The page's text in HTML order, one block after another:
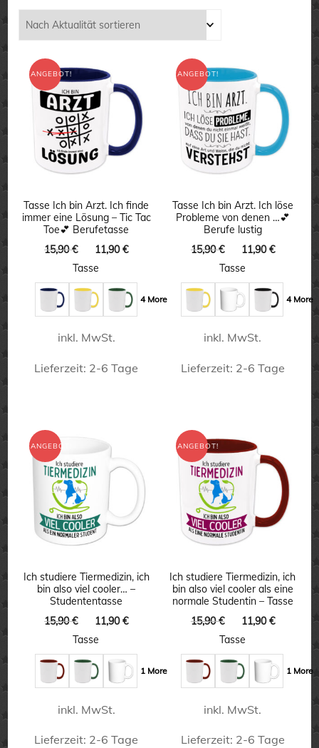
ANGEBOT!
Tasse Ich bin Arzt. Ich finde
immer eine Lösung – Tic Tac
Toe💕 Berufetasse
15,90€
Ursprünglicher
Preis
15,90 €
11,90€
11,90 €.
Tasse
4 More
inkl. MwSt.
Lieferzeit: 2-6 Tage
weist
mehrere
Varianten
auf.
Die
Optionen
können
auf
der
Produktseite
gewählt
werden
ANGEBOT!
Tasse Ich bin Arzt. Ich löse
Probleme von denen …💕
Berufe lustig
15,90€
Ursprünglicher
Preis
15,90 €
11,90€
11,90 €.
Tasse
4 More
inkl. MwSt.
Lieferzeit: 2-6 Tage
weist
mehrere
Varianten
auf.
Die
können
auf
der
Produktseite
gewählt
werden
ANGEBOT!
Ich studiere Tiermedizin, ich
bin also viel cooler… –
Studententasse
15,90€
Ursprünglicher
Preis
15,90 €
11,90€
11,90 €.
Tasse
1 More
inkl. MwSt.
Lieferzeit: 2-6 Tage
ANGEBOT!
Ich studiere Tiermedizin, ich
bin also viel cooler als eine
normale Studentin – Tasse
15,90€
Ursprünglicher
Preis
15,90 €
11,90€
11,90 €.
Tasse
1 More
inkl. MwSt.
Lieferzeit: 2-6 Tage